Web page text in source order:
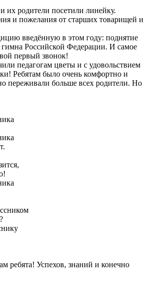
их родители посетили линейку.
и пожелания от старших товарищей и
введённую в этом году: поднятие
Российской Федерации. И самое
первый звонок!
педагогам цветы и с удовольствием
Ребятам было очень комфортно и
переживали больше всех родители. Но
ребята! Успехов, знаний и конечно